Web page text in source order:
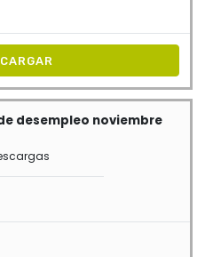
desempleo noviembre